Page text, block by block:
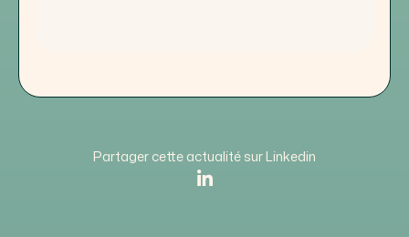
Partager cette actualité sur Linkedin